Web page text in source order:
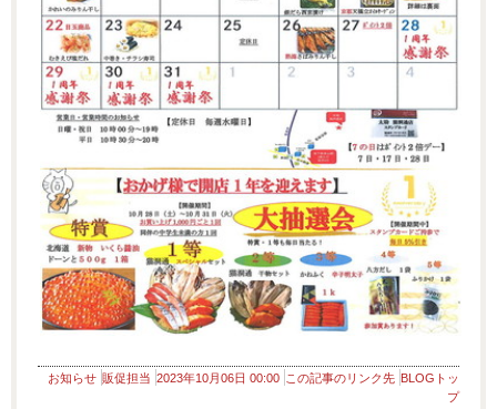
お知らせ 販促担当 2023年10月06日 00:00 この記事のリンク先 BLOGトッ
プ